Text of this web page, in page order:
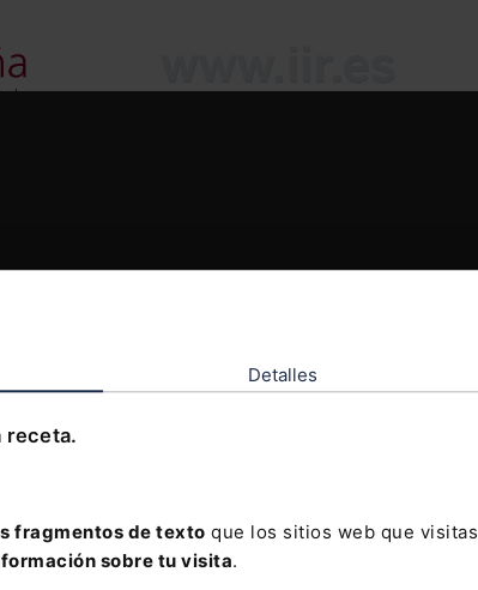
Detalles
receta.
fragmentos de texto que los sitios web que
sobre tu visita.